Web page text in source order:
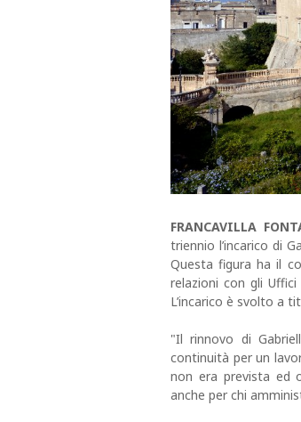
FRANCAVILLA
triennio l’incarico di
Questa figura ha il
relazioni con gli
L’incarico è svolto a
"Il rinnovo di
continuità per un
non era prevista ed
anche per chi